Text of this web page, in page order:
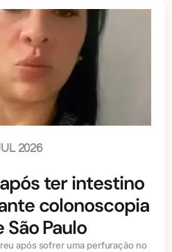
2026
ter intestino
colonoscopia
Paulo
após sofrer uma perfuração no